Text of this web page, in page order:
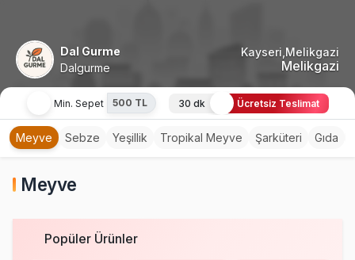
Dal Gurme
Dalgurme
Kayseri,Melikgazi
Melikgazi
Min. Sepet 500 TL 30 dk Ücretsiz Teslimat
Meyve Sebze Yeşillik Tropikal Meyve Şarküteri Gıda
Meyve
Popüler Ürünler